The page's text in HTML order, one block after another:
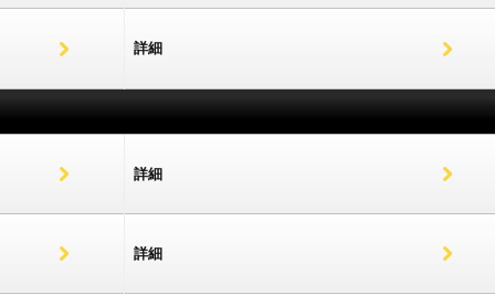
詳細
詳細
詳細